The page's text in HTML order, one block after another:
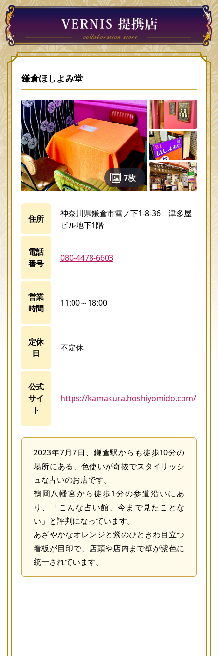
鎌倉ほしよみ堂
7枚
住所
神奈川県鎌倉市雪ノ下1-8-36 津多屋
ビル地下1階
電話
番号
080-4478-6603
営業
時間
11:00～18:00
定休
日
不定休
公式
サイ
ト
https://kamakura.hoshiyomido.com/
2023年7月7日、鎌倉駅からも徒歩10分の
場所にある、色使いが奇抜でスタイリッシ
ュな占いのお店です。
鶴岡八幡宮から徒歩1分の参道沿いにあ
り、「こんな占い館、今まで見たことな
い」と評判になっています。
あざやかなオレンジと紫のひときわ目立つ
看板が目印で、店頭や店内まで壁が紫色に
統一されています。